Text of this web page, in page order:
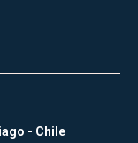
- Chile